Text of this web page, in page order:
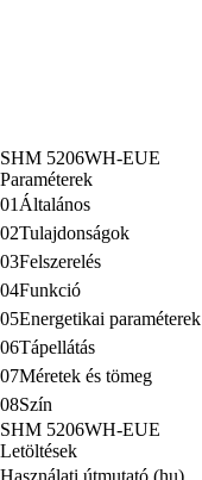
SHM 5206WH-EUE
Paraméterek
01 Általános
02Tulajdonságok
03Felszerelés
04Funkció
05Energetikai paraméterek
06Tápellátás
07Méretek és tömeg
08Szín
SHM 5206WH-EUE
Letöltések
Használati útmutató (hu)